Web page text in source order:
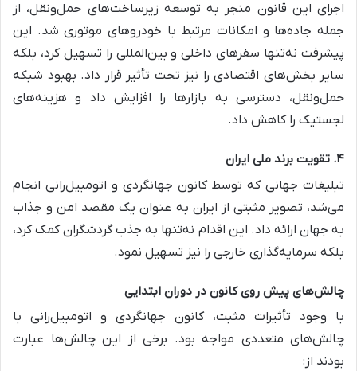
اجرای این قانون منجر به توسعه زیرساخت‌های حمل‌ونقل، از
جمله جاده‌ها و امکانات مرتبط با خودروهای موتوری شد. این
پیشرفت نه‌تنها سفرهای داخلی و بین‌المللی را تسهیل کرد، بلکه
سایر بخش‌های اقتصادی را نیز تحت تأثیر قرار داد. بهبود شبکه
حمل‌ونقل، دسترسی به بازارها را افزایش داد و هزینه‌های
لجستیک را کاهش داد.
۴. تقویت برند ملی ایران
تبلیغات جهانی که توسط کانون جهانگردی و اتومبیل‌رانی انجام
می‌شد، تصویر مثبتی از ایران به عنوان یک مقصد امن و جذاب
به جهان ارائه داد. این اقدام نه‌تنها به جذب گردشگران کمک کرد،
بلکه سرمایه‌گذاری خارجی را نیز تسهیل نمود.
چالش‌های پیش روی کانون در دوران ابتدایی
با وجود تأثیرات مثبت، کانون جهانگردی و اتومبیل‌رانی با
چالش‌های متعددی مواجه بود. برخی از این چالش‌ها عبارت
بودند از: